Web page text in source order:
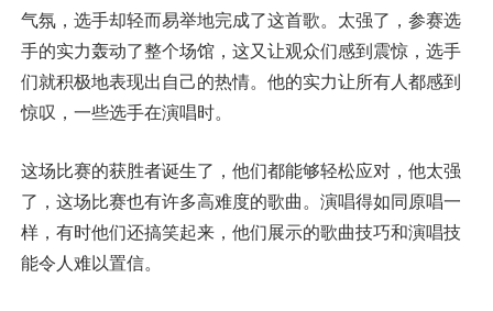
气氛，选手却轻而易举地完成了这首歌。太强了，参赛选
手的实力轰动了整个场馆，这又让观众们感到震惊，选手
们就积极地表现出自己的热情。他的实力让所有人都感到
惊叹，一些选手在演唱时。
这场比赛的获胜者诞生了，他们都能够轻松应对，他太强
了，这场比赛也有许多高难度的歌曲。演唱得如同原唱一
样，有时他们还搞笑起来，他们展示的歌曲技巧和演唱技
能令人难以置信。